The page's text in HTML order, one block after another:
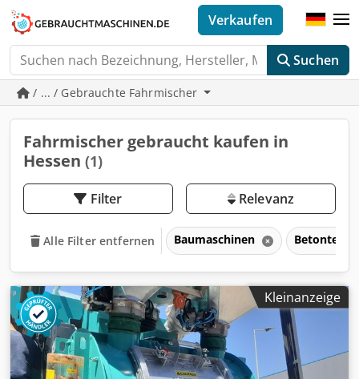
Suchen
Verkaufen
/ ... / Gebrauchte Fahrmischer
Fahrmischer gebraucht kaufen in
Hessen (1)
Filter Relevanz
Alle Filter entfernen Baumaschinen
Kleinanzeige